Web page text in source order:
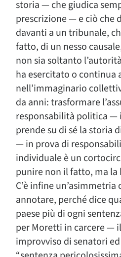
storia — che giudica
prescrizione — e ciò che
davanti a un tribunale,
fatto, di un nesso
non sia soltanto
ha esercitato o continua
nell’immaginario
da anni: trasformare
responsabilità politica —
prende su di sé la storia
— in prova di
individuale è un
punire non il fatto, ma la
C’è infine un’asimmetria
annotare, perché dice
paese più di ogni
per Moretti in carcere —
improvviso di senatori